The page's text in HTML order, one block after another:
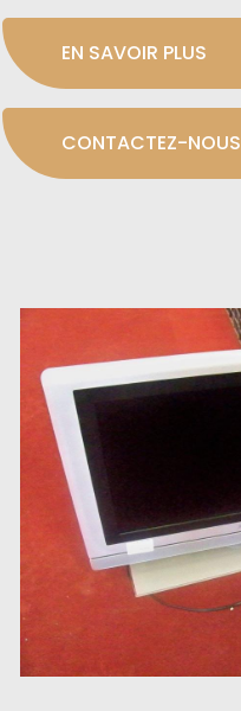
EN SAVOIR PLUS
CONTACTEZ-NOUS